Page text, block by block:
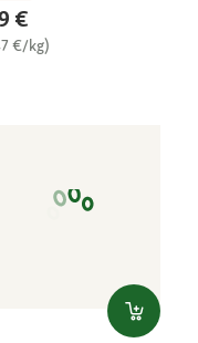
€
€/kg)